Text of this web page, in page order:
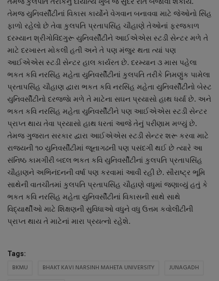
તેમજ યુનિવર્સીટીનાં વિકાસ કાર્યોને વેગવાન બનાવવા માટે જેઓનો સિંહ
ફાળો રહેલો છે તેવા કુલપતિ પ્રતાપસિંહ ચૌહાણે તેઓનાં ફરજકાળ
દરમ્યાન શ્રીગોવિંદગુરૂ યુનિવર્સીટીને આઈએએસ સ્ટડી સેન્ટર મળે તે
માટે દરખાસ્ત મોકલી હતી અને તે પણ મંજુર થતા ત્યાં પણ
આઈએએસ સ્ટડી સેન્ટર હાલ કાર્યરત છે. દરમ્યાન ૩ માસ પહેલા
ભકત કવિ નરસિંહ મહેતા યુનિવર્સીટીનાં કુલપતિ તરીકે નિમણુંક પામેલા
પ્રતાપસિંહ ચૌહાણ દ્વારા ભકત કવિ નરસિંહ મહેતા યુનિવર્સીટીનો બેસ્ટ
યુનિવર્સીટીનો દરજજાે મળે તે માટેના સઘન પ્રયાસો હાથ ધર્યા છે. અને
ભકત કવિ નરસિંહ મહેતા યુનિવર્સીટીને પણ આઈએએસ સ્ટડી સેન્ટર
પ્રાપ્ત થાય તેવા પ્રયાસો હાથ ધરતાં આજે તેનું પરીણામ મળ્યું છે.
તેમજ ગુજરાત સરકાર દ્વારા આઈએએસ સ્ટડી સેન્ટર શરૂ કરવા માટે
રાજયની ૧૦ યુનિવર્સીટીમાં જૂનાગઢની પણ પસંદગી થઈ છે ત્યારે આ
સંનિષ્ઠ કામગીરી બદલ ભકત કવિ યુનિવર્સીટીનાં કુલપતિ પ્રતાપસિંહ
ચૌહાણને અભિનંદનની વર્ષા પણ કરવામાં આવી રહી છે. સૌરાષ્ટ્ર ભૂમિ
સાથેની વાતચીતમાં કુલપતિ પ્રતાપસિંહ ચૌહાણે વધુમાં જણાવ્યું હતું કે
ભકત કવિ નરસિંહ મહેતા યુનિવર્સીટીનાં વિકાસની સાથે સાથે
વિદ્યાર્થીઓ માટે શિક્ષણની સુવિધાઓ વધુને વધુ ઉત્તમ કવોલીટીની
પ્રાપ્ત થાય તે માટેનાં મારા પ્રયત્નો રહેશે.
Tags:
BKMU BHAKT KAVI NARSINH MAHETA UNIVERSITY JUNAGADH